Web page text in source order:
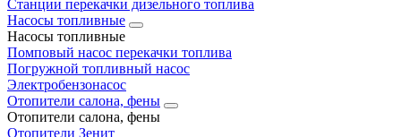
Станции перекачки дизельного топлива
Насосы топливные
Насосы топливные
Помповый насос перекачки топлива
Погружной топливный насос
Электробензонасос
Отопители салона, фены
Отопители салона, фены
Отопители Зенит